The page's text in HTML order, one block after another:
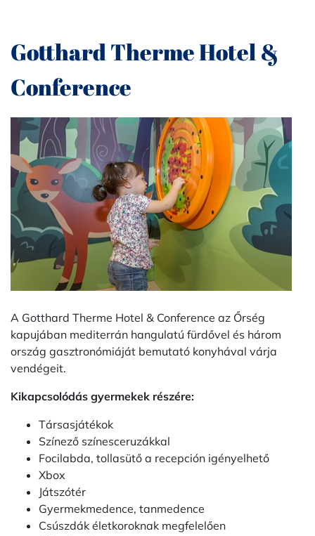
Gotthard Therme Hotel &
Conference
A Gotthard Therme Hotel & Conference az Őrség
kapujában mediterrán hangulatú fürdővel és három
ország gasztronómiáját bemutató konyhával várja
vendégeit.
Kikapcsolódás gyermekek részére:
Társasjátékok
Színező színesceruzákkal
Focilabda, tollasütő a recepción igényelhető
Xbox
Játszótér
Gyermekmedence, tanmedence
Csúszdák életkoroknak megfelelően